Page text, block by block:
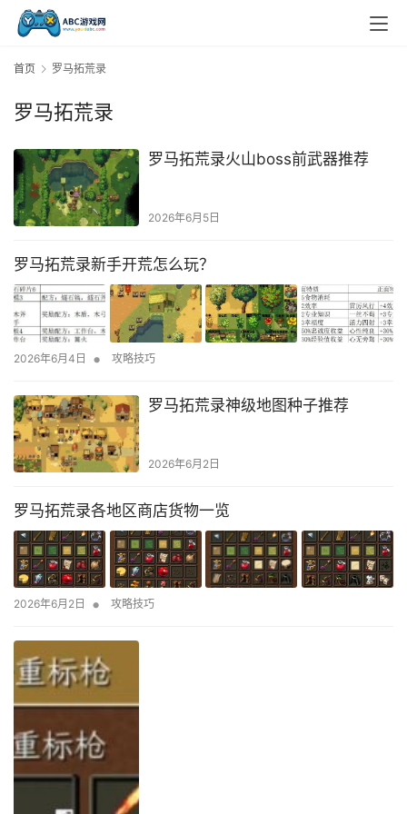
首页 罗马拓荒录
罗马拓荒录
罗马拓荒录火山boss前武器推荐
2026年6月5日
罗马拓荒录新手开荒怎么玩？
2026年6月4日 • 攻略技巧
罗马拓荒录神级地图种子推荐
2026年6月2日
罗马拓荒录各地区商店货物一览
2026年6月2日 • 攻略技巧